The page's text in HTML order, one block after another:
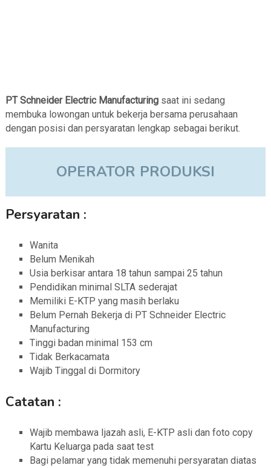
PT Schneider Electric Manufacturing saat ini sedang
membuka lowongan untuk bekerja bersama perusahaan
dengan posisi dan persyaratan lengkap sebagai berikut.
OPERATOR PRODUKSI
Persyaratan :
Wanita
Belum Menikah
Usia berkisar antara 18 tahun sampai 25 tahun
Pendidikan minimal SLTA sederajat
Memiliki E-KTP yang masih berlaku
Belum Pernah Bekerja di PT Schneider Electric
Manufacturing
Tinggi badan minimal 153 cm
Tidak Berkacamata
Wajib Tinggal di Dormitory
Catatan :
Wajib membawa Ijazah asli, E-KTP asli dan foto copy
Kartu Keluarga pada saat test
Bagi pelamar yang tidak memenuhi persyaratan diatas